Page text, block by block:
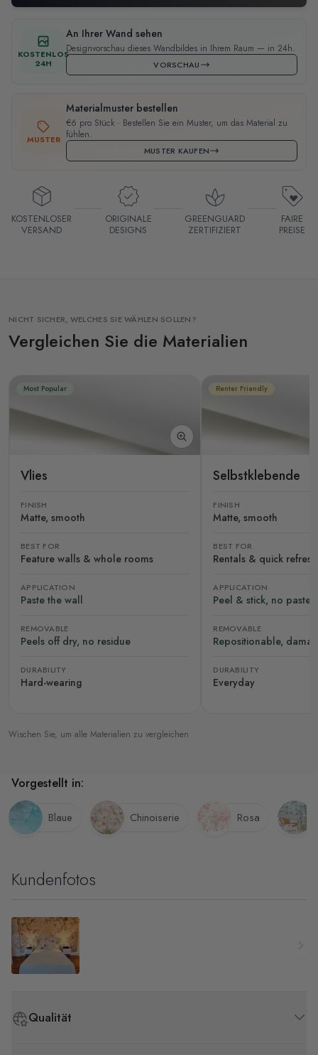
KOSTENLOS
24H
An Ihrer Wand sehen
Designvorschau dieses Wandbildes in Ihrem Raum — in 24h.
VORSCHAU
MUSTER
Materialmuster bestellen
€6 pro Stück · Bestellen Sie ein Muster, um das Material zu
fühlen.
MUSTER KAUFEN
KOSTENLOSER
VERSAND
ORIGINALE
DESIGNS
GREENGUARD
ZERTIFIZIERT
FAIRE
PREISE
NICHT SICHER, WELCHES SIE WÄHLEN SOLLEN?
Vergleichen Sie die Materialien
Most Popular
Vlies
FINISH
Matte, smooth
BEST FOR
Feature walls & whole rooms
APPLICATION
Paste the wall
REMOVABLE
Peels off dry, no residue
DURABILITY
Hard-wearing
Renter Friendly
Selbstklebende
FINISH
Matte, smooth
BEST FOR
Rentals & quick
APPLICATION
Peel & stick, no paste
REMOVABLE
Repositionable,
DURABILITY
Everyday
Wischen Sie, um alle Materialien zu vergleichen
Qualität
Vorgestellt in:
Blaue Chinoiserie Rosa
Kundenfotos